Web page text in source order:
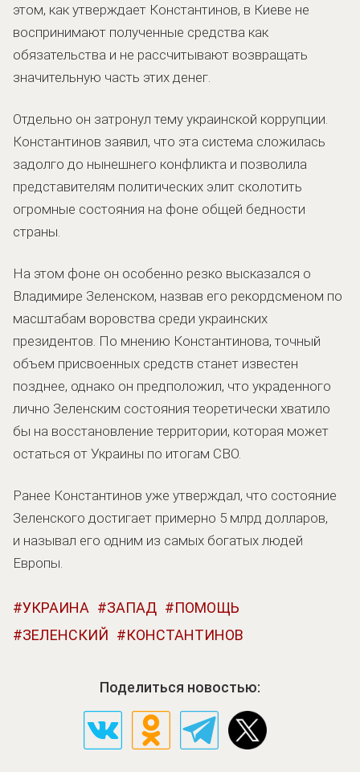
этом, как утверждает Константинов, в Киеве не
воспринимают полученные средства как
обязательства и не рассчитывают возвращать
значительную часть этих денег.
Отдельно он затронул тему украинской коррупции.
Константинов заявил, что эта система сложилась
задолго до нынешнего конфликта и позволила
представителям политических элит сколотить
огромные состояния на фоне общей бедности
страны.
На этом фоне он особенно резко высказался о
Владимире Зеленском, назвав его рекордсменом по
масштабам воровства среди украинских
президентов. По мнению Константинова, точный
объем присвоенных средств станет известен
позднее, однако он предположил, что украденного
лично Зеленским состояния теоретически хватило
бы на восстановление территории, которая может
остаться от Украины по итогам СВО.
Ранее Константинов уже утверждал, что состояние
Зеленского достигает примерно 5 млрд долларов,
и называл его одним из самых богатых людей
Европы.
УКРАИНА ЗАПАД
ПОМОЩЬ
ЗЕЛЕНСКИЙ
КОНСТАНТИНОВ
Поделиться новостью: